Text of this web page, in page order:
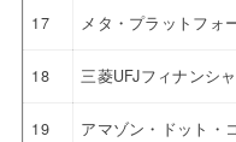
17 メタ・プラットフォ
18 三菱UFJフィナンシ
19 アマゾン・ドット・